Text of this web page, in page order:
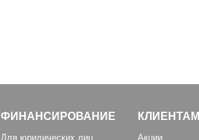
ФИНАНСИРОВАНИЕ
Для юридических лиц
КЛИЕНТАМ
Акции